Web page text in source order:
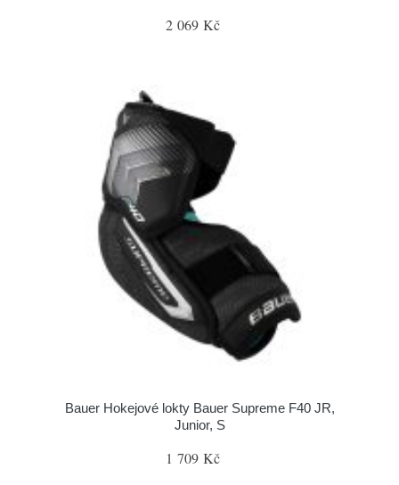
2 069 Kč
Bauer Hokejové lokty Bauer Supreme F40 JR,
Junior, S
1 709 Kč